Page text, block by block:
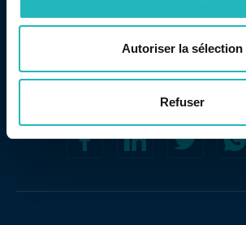
Autoriser la sélection
Refuser